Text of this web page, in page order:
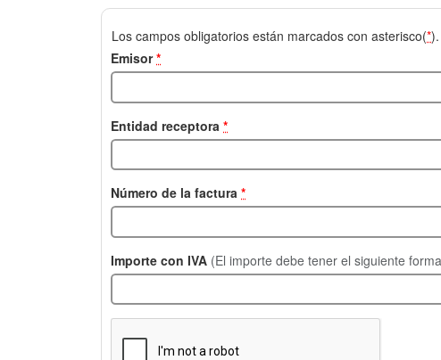
Los campos obligatorios están marcados con asterisco(*).
Emisor*
Entidad receptora *
Número de la factura *
Importe con IVA (El importe debe tener el siguiente